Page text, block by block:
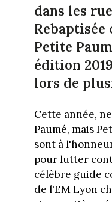
dans les
Rebaptisée
Petite
édition
lors de
Cette année,
Paumé, mais
sont à
pour lutter
célèbre guide
de l'EM Lyon